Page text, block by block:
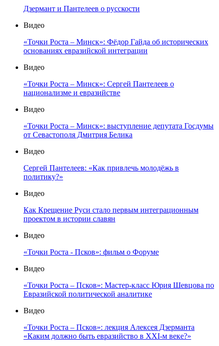
Дзермант и Пантелеев о русскости
Видео
«Точки Роста – Минск»: Фёдор Гайда об исторических
основаниях евразийской интеграции
Видео
«Точки Роста – Минск»: Сергей Пантелеев о
национализме и евразийстве
Видео
«Точки Роста – Минск»: выступление депутата Госдумы
от Севастополя Дмитрия Белика
Видео
Сергей Пантелеев: «Как привлечь молодёжь в
политику?»
Видео
Как Крещение Руси стало первым интеграционным
проектом в истории славян
Видео
«Точки Роста - Псков»: фильм о Форуме
Видео
«Точки Роста – Псков»: Мастер-класс Юрия Шевцова по
Евразийской политической аналитике
Видео
«Точки Роста – Псков»: лекция Алексея Дзерманта
«Каким должно быть евразийство в XXI-м веке?»